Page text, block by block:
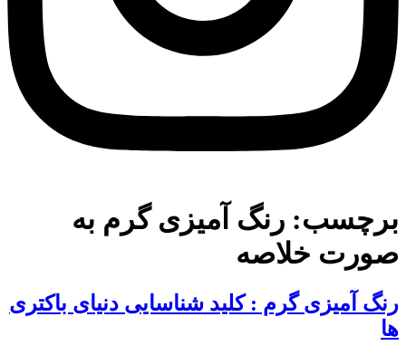
برچسب: رنگ آمیزی گرم به
صورت خلاصه
رنگ آمیزی گرم : کلید شناسایی دنیای باکتری
ها